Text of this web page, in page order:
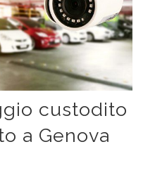
custodito
a Genova